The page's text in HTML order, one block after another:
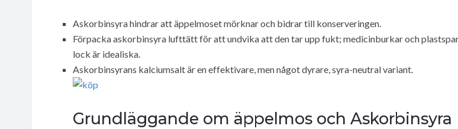
Askorbinsyra hindrar att äppelmoset mörknar och bidrar till konserveringen.
Förpacka askorbinsyra lufttätt för att undvika att den tar upp fukt; medicinburkar och
lock är idealiska.
Askorbinsyrans kalciumsalt är en effektivare, men något dyrare, syra-neutral variant.
Grundläggande om äppelmos och Askorbinsyra